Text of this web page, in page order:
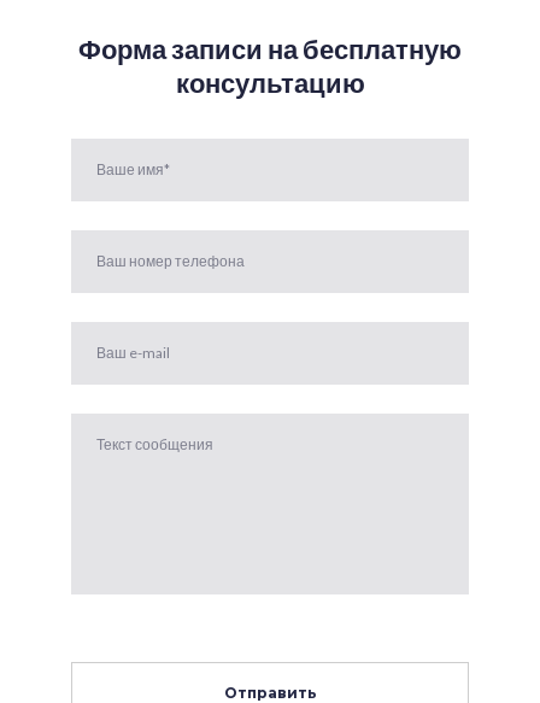
Форма записи на бесплатную
консультацию
Отправить